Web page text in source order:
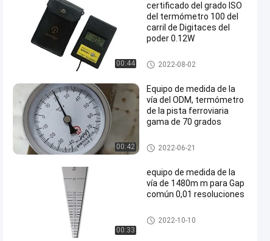
00:44
certificado del grado ISO
del termómetro 100 del
carril de Digitaces del
poder 0.12W
Equipo de medida de la vía
2022-08-02
00:42
Equipo de medida de la
vía del ODM, termómetro
de la pista ferroviaria
gama de 70 grados
Equipo de medida de la vía
2022-06-21
00:33
equipo de medida de la
vía de 1480m m para Gap
común 0,01 resoluciones
Equipo de medida de la vía
2022-10-10